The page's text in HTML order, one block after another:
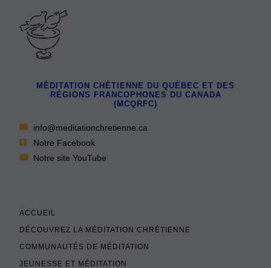
MÉDITATION CHÉTIENNE DU QUÉBEC ET DES
RÉGIONS FRANCOPHONES DU CANADA
(MCQRFC)
info@meditationchretienne.ca
Notre Facebook
Notre site YouTube
ACCUEIL
DÉCOUVREZ LA MÉDITATION CHRÉTIENNE
COMMUNAUTÉS DE MÉDITATION
JEUNESSE ET MÉDITATION